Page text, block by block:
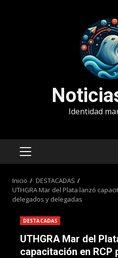
Identidad
MENÚ
Inicio
DESTACADAS
UTHGRA Mar del Plata lanzó
delegados y delegadas
DESTACADAS
UTHGRA Mar del
capacitación en RCP